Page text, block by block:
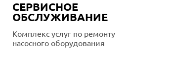
СЕРВИСНОЕ
ОБСЛУЖИВАНИЕ
Комплекс услуг по ремонту
насосного оборудования